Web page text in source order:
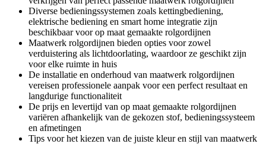
Diverse bedieningssystemen zoals kettingbediening,
elektrische bediening en smart home integratie zijn
beschikbaar voor op maat gemaakte rolgordijnen
Maatwerk rolgordijnen bieden opties voor zowel
verduistering als lichtdoorlating, waardoor ze geschikt zijn
voor elke ruimte in huis
De installatie en onderhoud van maatwerk rolgordijnen
vereisen professionele aanpak voor een perfect resultaat en
langdurige functionaliteit
De prijs en levertijd van op maat gemaakte rolgordijnen
variëren afhankelijk van de gekozen stof, bedieningssysteem
en afmetingen
Tips voor het kiezen van de juiste kleur en stijl van maatwerk